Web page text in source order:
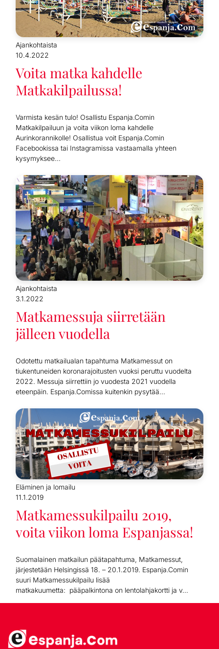
Ajankohtaista
10.4.2022
Voita matka kahdelle
Matkakilpailussa!
Varmista kesän tulo! Osallistu Espanja.Comin
Matkakilpailuun ja voita viikon loma kahdelle
Aurinkorannikolle! Osallistua voit Espanja.Comin
Facebookissa tai Instagramissa vastaamalla yhteen
kysymyksee...
Ajankohtaista
3.1.2022
Matkamessuja siirretään
jälleen vuodella
Odotettu matkailualan tapahtuma Matkamessut on
tiukentuneiden koronarajoitusten vuoksi peruttu vuodelta
2022. Messuja siirrettiin jo vuodesta 2021 vuodella
eteenpäin. Espanja.Comissa kuitenkin pysytää...
Eläminen ja lomailu
11.1.2019
Matkamessukilpailu 2019,
voita viikon loma Espanjassa!
Suomalainen matkailun päätapahtuma, Matkamessut,
järjestetään Helsingissä 18. – 20.1.2019. Espanja.Comin
suuri Matkamessukilpailu lisää
matkakuumetta: pääpalkintona on lentolahjakortti ja v...